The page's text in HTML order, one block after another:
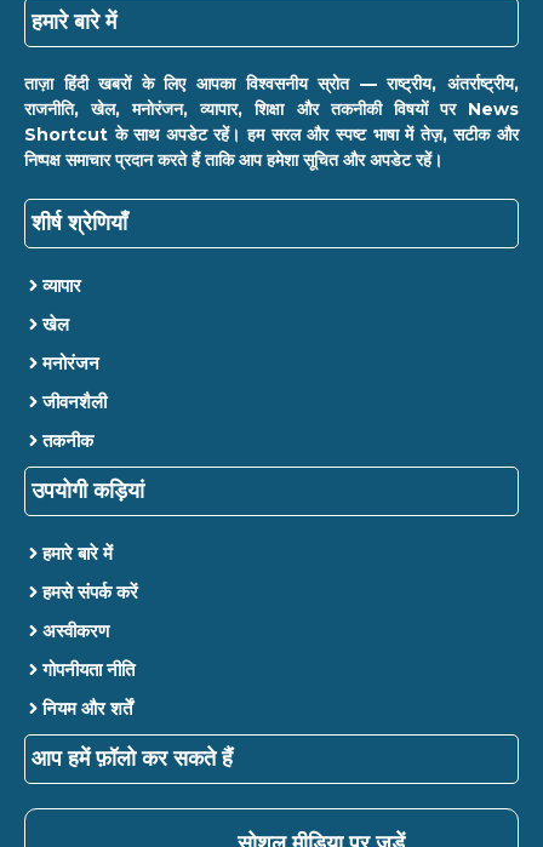
हमारे बारे में
ताज़ा हिंदी खबरों के लिए आपका विश्वसनीय स्रोत — राष्ट्रीय, अंतर्राष्ट्रीय,
राजनीति, खेल, मनोरंजन, व्यापार, शिक्षा और तकनीकी विषयों पर News
Shortcut के साथ अपडेट रहें। हम सरल और स्पष्ट भाषा में तेज़, सटीक और
निष्पक्ष समाचार प्रदान करते हैं ताकि आप हमेशा सूचित और अपडेट रहें।
शीर्ष श्रेणियाँ
व्यापार
खेल
मनोरंजन
जीवनशैली
तकनीक
उपयोगी कड़ियां
हमारे बारे में
हमसे संपर्क करें
अस्वीकरण
गोपनीयता नीति
नियम और शर्तें
आप हमें फ़ॉलो कर सकते हैं